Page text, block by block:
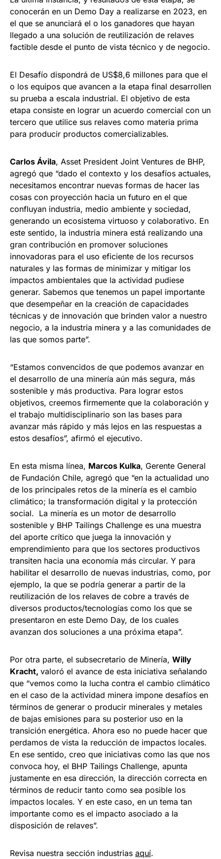
conocerán en un Demo Day a realizarse en 2023, en
el que se anunciará el o los ganadores que hayan
llegado a una solución de reutilización de relaves
factible desde el punto de vista técnico y de negocio.
El Desafío dispondrá de US$8,6 millones para que el
o los equipos que avancen a la etapa final desarrollen
su prueba a escala industrial. El objetivo de esta
etapa consiste en lograr un acuerdo comercial con un
tercero que utilice sus relaves como materia prima
para producir productos comercializables.
Carlos Ávila, Asset President Joint Ventures de BHP,
agregó que “dado el contexto y los desafíos actuales,
necesitamos encontrar nuevas formas de hacer las
cosas con proyección hacia un futuro en el que
confluyan industria, medio ambiente y sociedad,
generando un ecosistema virtuoso y colaborativo. En
este sentido, la industria minera está realizando una
gran contribución en promover soluciones
innovadoras para el uso eficiente de los recursos
naturales y las formas de minimizar y mitigar los
impactos ambientales que la actividad pudiese
generar. Sabemos que tenemos un papel importante
que desempeñar en la creación de capacidades
técnicas y de innovación que brinden valor a nuestro
negocio, a la industria minera y a las comunidades de
las que somos parte”.
“Estamos convencidos de que podemos avanzar en
el desarrollo de una minería aún más segura, más
sostenible y más productiva. Para lograr estos
objetivos, creemos firmemente que la colaboración y
el trabajo multidisciplinario son las bases para
avanzar más rápido y más lejos en las respuestas a
estos desafíos”, afirmó el ejecutivo.
En esta misma línea, Marcos Kulka, Gerente General
de Fundación Chile, agregó que “en la actualidad uno
de los principales retos de la minería es el cambio
climático; la transformación digital y la protección
social. La minería es un motor de desarrollo
sostenible y BHP Tailings Challenge es una muestra
del aporte crítico que juega la innovación y
emprendimiento para que los sectores productivos
transiten hacia una economía más circular. Y para
habilitar el desarrollo de nuevas industrias, como, por
ejemplo, la que se podría generar a partir de la
reutilización de los relaves de cobre a través de
diversos productos/tecnologías como los que se
presentaron en este Demo Day, de los cuales
avanzan dos soluciones a una próxima etapa”.
Por otra parte, el subsecretario de Minería, Willy
Kracht, valoró el avance de esta iniciativa señalando
que “vemos como la lucha contra el cambio climático
en el caso de la actividad minera impone desafíos en
términos de generar o producir minerales y metales
de bajas emisiones para su posterior uso en la
transición energética. Ahora eso no puede hacer que
perdamos de vista la reducción de impactos locales.
En ese sentido, creo que iniciativas como las que nos
convoca hoy, el BHP Tailings Challenge, apunta
justamente en esa dirección, la dirección correcta en
términos de reducir tanto como sea posible los
impactos locales. Y en este caso, en un tema tan
importante como es el impacto asociado a la
disposición de relaves”.
Revisa nuestra sección industrias aquí.